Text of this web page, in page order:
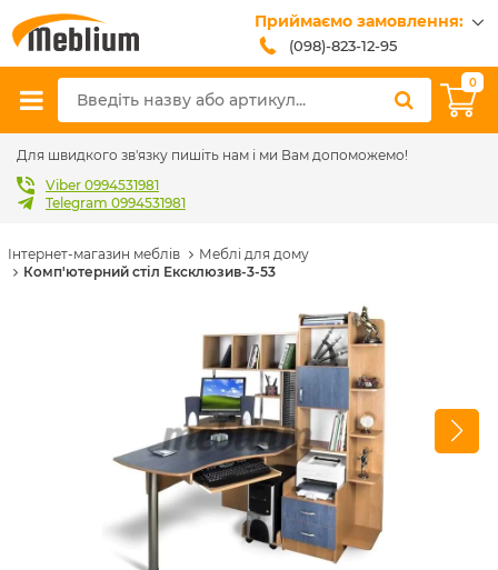
Приймаємо замовлення:
(098)-823-12-95
(099)-608-42-32
(093)-618-62-02
sales@meblium.com.ua
0
Для швидкого зв'язку пишіть нам і ми Вам допоможемо!
Viber 0994531981
Telegram 0994531981
Інтернет-магазин меблів
Меблі для дому
Комп'ютерний стіл Ексклюзив-3-53